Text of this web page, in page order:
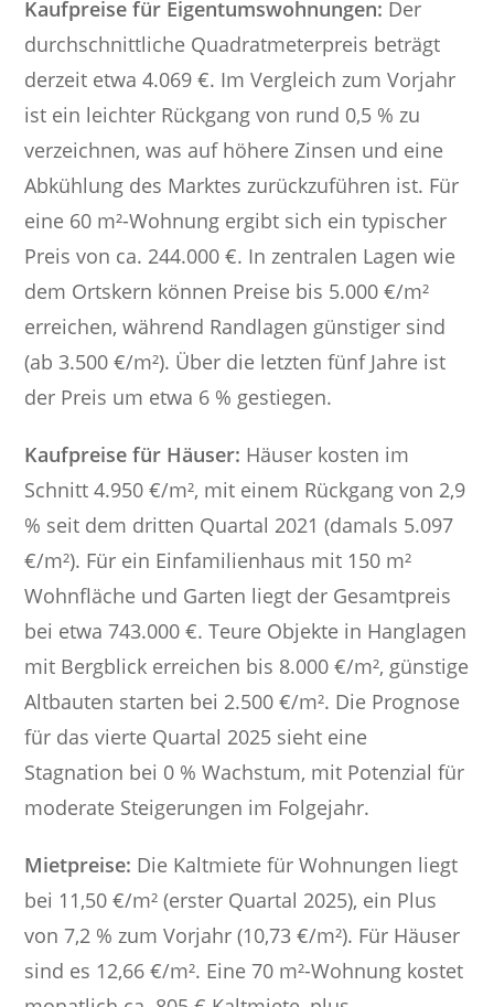
Kaufpreise für Eigentumswohnungen: Der
durchschnittliche Quadratmeterpreis beträgt
derzeit etwa 4.069 €. Im Vergleich zum Vorjahr
ist ein leichter Rückgang von rund 0,5 % zu
verzeichnen, was auf höhere Zinsen und eine
Abkühlung des Marktes zurückzuführen ist. Für
eine 60 m²-Wohnung ergibt sich ein typischer
Preis von ca. 244.000 €. In zentralen Lagen wie
dem Ortskern können Preise bis 5.000 €/m²
erreichen, während Randlagen günstiger sind
(ab 3.500 €/m²). Über die letzten fünf Jahre ist
der Preis um etwa 6 % gestiegen.
Kaufpreise für Häuser: Häuser kosten im
Schnitt 4.950 €/m², mit einem Rückgang von 2,9
% seit dem dritten Quartal 2021 (damals 5.097
€/m²). Für ein Einfamilienhaus mit 150 m²
Wohnfläche und Garten liegt der Gesamtpreis
bei etwa 743.000 €. Teure Objekte in Hanglagen
mit Bergblick erreichen bis 8.000 €/m², günstige
Altbauten starten bei 2.500 €/m². Die Prognose
für das vierte Quartal 2025 sieht eine
Stagnation bei 0 % Wachstum, mit Potenzial für
moderate Steigerungen im Folgejahr.
Mietpreise: Die Kaltmiete für Wohnungen liegt
bei 11,50 €/m² (erster Quartal 2025), ein Plus
von 7,2 % zum Vorjahr (10,73 €/m²). Für Häuser
sind es 12,66 €/m². Eine 70 m²-Wohnung kostet